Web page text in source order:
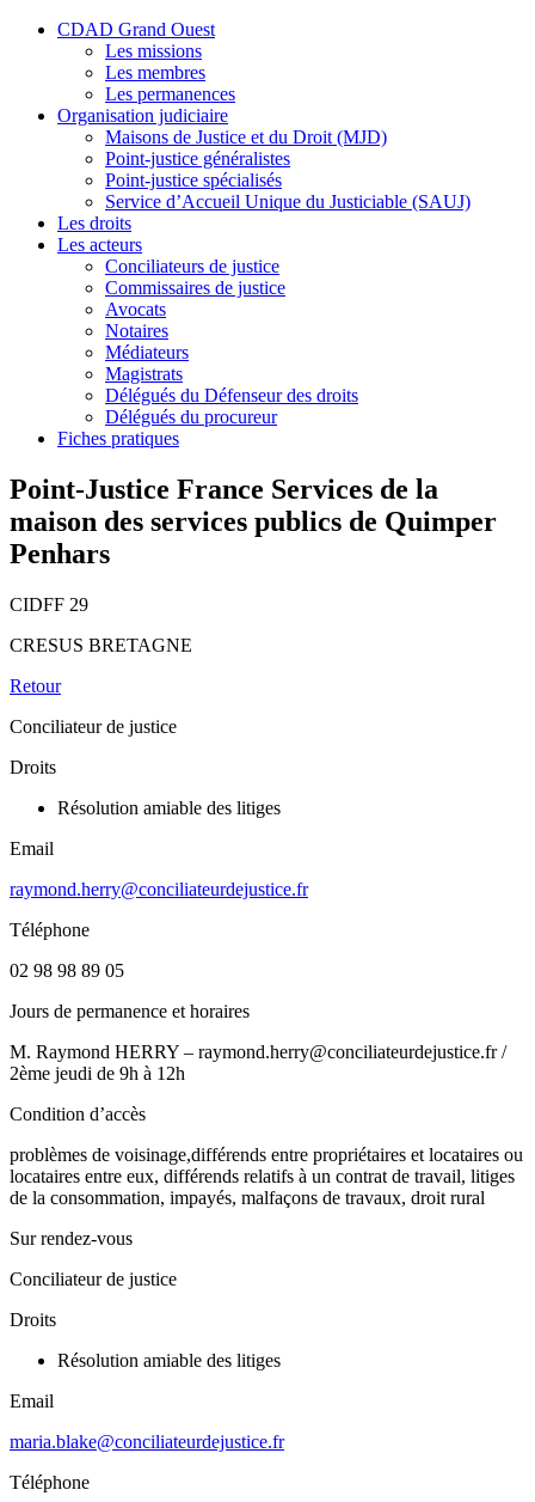
CDAD Grand Ouest
Les missions
Les membres
Les permanences
Organisation judiciaire
Maisons de Justice et du Droit (MJD)
Point-justice généralistes
Point-justice spécialisés
Service d’Accueil Unique du Justiciable (SAUJ)
Les droits
Les acteurs
Conciliateurs de justice
Commissaires de justice
Avocats
Notaires
Médiateurs
Magistrats
Délégués du Défenseur des droits
Délégués du procureur
Fiches pratiques
Point-Justice France Services de la
maison des services publics de Quimper
Penhars
CIDFF 29
CRESUS BRETAGNE
Retour
Conciliateur de justice
Droits
Résolution amiable des litiges
Email
raymond.herry@conciliateurdejustice.fr
Téléphone
02 98 98 89 05
Jours de permanence et horaires
M. Raymond HERRY – raymond.herry@conciliateurdejustice.fr /
2ème jeudi de 9h à 12h
Condition d’accès
problèmes de voisinage,différends entre propriétaires et locataires ou
locataires entre eux, différends relatifs à un contrat de travail, litiges
de la consommation, impayés, malfaçons de travaux, droit rural
Sur rendez-vous
Conciliateur de justice
Droits
Résolution amiable des litiges
Email
maria.blake@conciliateurdejustice.fr
Téléphone